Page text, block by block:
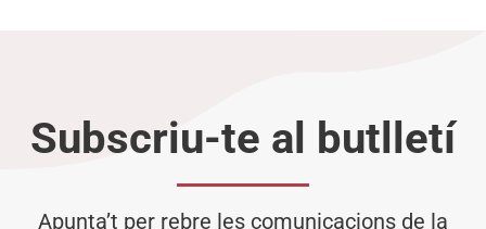
Subscriu-te al butlletí
Apunta’t per rebre les comunicacions de la